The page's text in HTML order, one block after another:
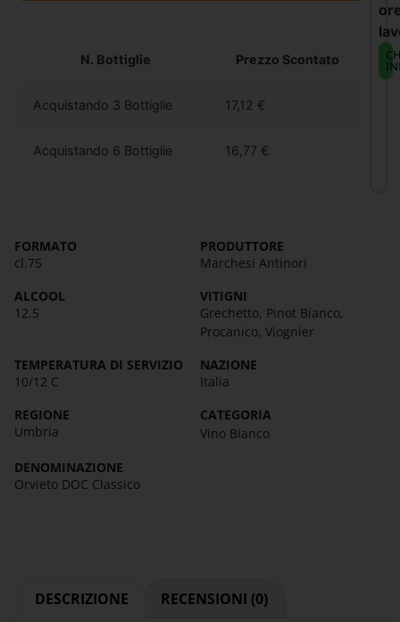
N. Bottiglie Prezzo Scontato
Acquistando 3 Bottiglie 17,12 €
Acquistando 6 Bottiglie 16,77 €
FORMATO
cl.75
PRODUTTORE
Marchesi Antinori
ALCOOL
12.5
VITIGNI
Grechetto, Pinot Bianco,
Procanico, Viognier
TEMPERATURA DI SERVIZIO
10/12 C
NAZIONE
Italia
REGIONE
Umbria
CATEGORIA
Vino Bianco
DENOMINAZIONE
Orvieto DOC Classico
DESCRIZIONE RECENSIONI (0)